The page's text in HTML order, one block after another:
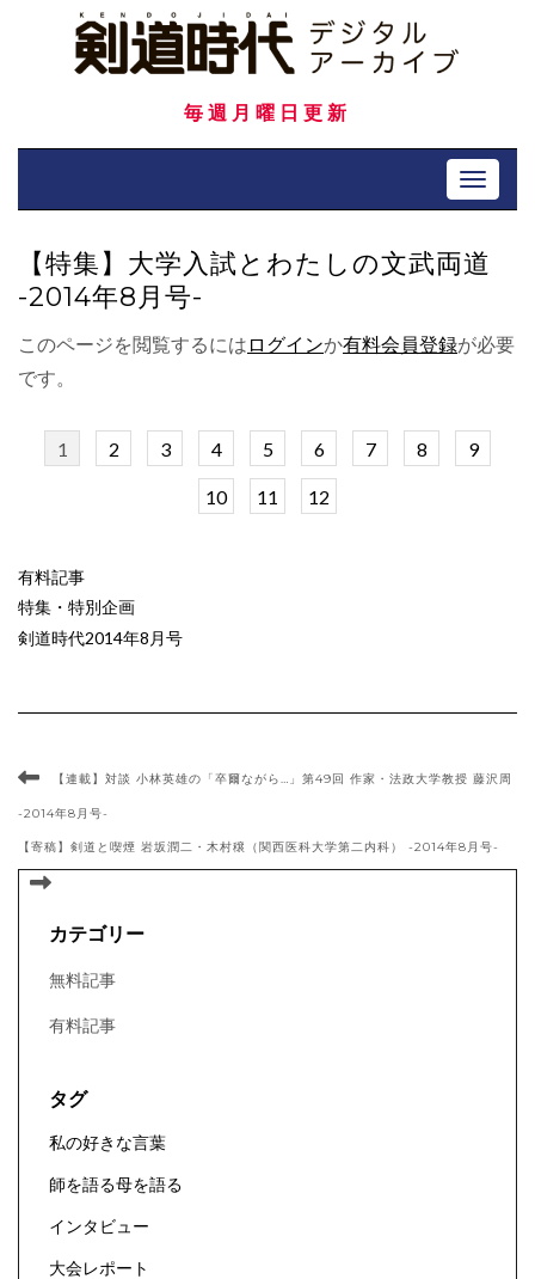
毎週月曜日更新
Toggle
【特集】大学入試とわたしの文武両道
-2014年8月号-
このページを閲覧するには ログインか有料会員登録が必要
です。
1 2 3 4 5 6 7 8 9
10 11 12
有料記事
特集・特別企画
剣道時代2014年8月号
【連載】対談 小林英雄の「卒爾ながら…」第49回 作家・法政大学教授 藤沢周
-2014年8月号-
【寄稿】剣道と喫煙 岩坂潤二・木村穣（関西医科大学第二内科） -2014年8月号-
カテゴリー
無料記事
有料記事
タグ
私の好きな言葉
師を語る母を語る
インタビュー
大会レポート